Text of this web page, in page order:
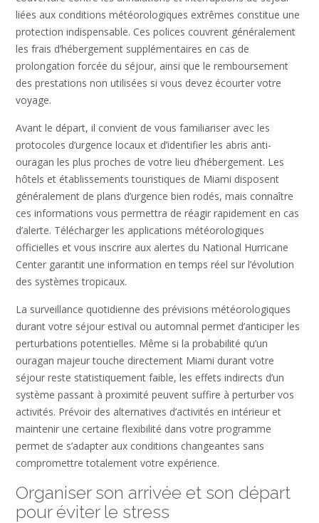
liées aux conditions météorologiques extrêmes constitue une
protection indispensable. Ces polices couvrent généralement
les frais d’hébergement supplémentaires en cas de
prolongation forcée du séjour, ainsi que le remboursement
des prestations non utilisées si vous devez écourter votre
voyage.
Avant le départ, il convient de vous familiariser avec les
protocoles d’urgence locaux et d’identifier les abris anti-
ouragan les plus proches de votre lieu d’hébergement. Les
hôtels et établissements touristiques de Miami disposent
généralement de plans d’urgence bien rodés, mais connaître
ces informations vous permettra de réagir rapidement en cas
d’alerte. Télécharger les applications météorologiques
officielles et vous inscrire aux alertes du National Hurricane
Center garantit une information en temps réel sur l’évolution
des systèmes tropicaux.
La surveillance quotidienne des prévisions météorologiques
durant votre séjour estival ou automnal permet d’anticiper les
perturbations potentielles. Même si la probabilité qu’un
ouragan majeur touche directement Miami durant votre
séjour reste statistiquement faible, les effets indirects d’un
système passant à proximité peuvent suffire à perturber vos
activités. Prévoir des alternatives d’activités en intérieur et
maintenir une certaine flexibilité dans votre programme
permet de s’adapter aux conditions changeantes sans
compromettre totalement votre expérience.
Organiser son arrivée et son départ
pour éviter le stress